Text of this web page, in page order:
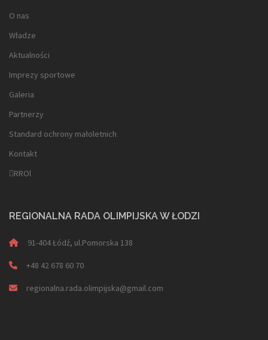
O nas
Władze
Aktualności
Imprezy sportowe
Galeria
Partnerzy
Standard ochrony małoletnich
Kontakt
RROl
REGIONALNA RADA OLIMPIJSKA W ŁODZI
91-404 Łódź, ul.Pomorska 138
+48 42 678 60 70
regionalna.rada.olimpijska@gmail.com